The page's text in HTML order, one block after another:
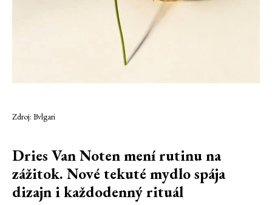
Zdroj: Bvlgari
Dries Van Noten mení rutinu na
zážitok. Nové tekuté mydlo spája
dizajn i každodenný rituál